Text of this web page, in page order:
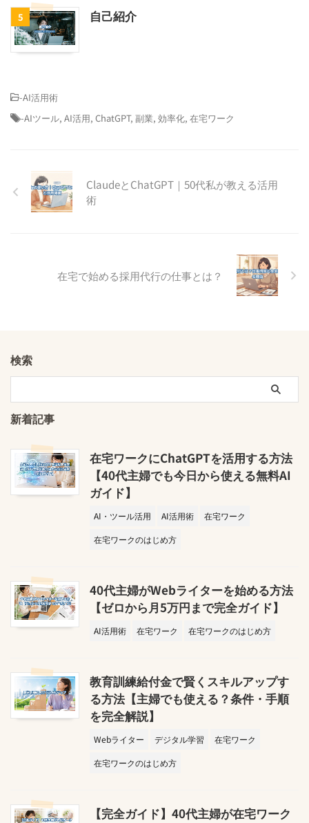
5 自己紹介
-AI活用術
-AIツール, AI活用, ChatGPT, 副業, 効率化, 在宅ワーク
ClaudeとChatGPT｜50代私が教える活用
術
在宅で始める採用代行の仕事とは？
検索
新着記事
在宅ワークにChatGPTを活用する方法
【40代主婦でも今日から使える無料AI
ガイド】
AI・ツール活用 AI活用術
在宅ワーク
在宅ワークのはじめ方
40代主婦がWebライターを始める方法
【ゼロから月5万円まで完全ガイド】
AI活用術 在宅ワーク 在宅ワークのはじめ方
教育訓練給付金で賢くスキルアップす
る方法【主婦でも使える？条件・手順
を完全解説】
Webライター デジタル学習
在宅ワーク
在宅ワークのはじめ方
【完全ガイド】40代主婦が在宅ワーク